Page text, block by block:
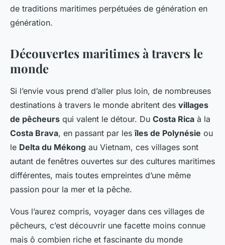
de traditions maritimes perpétuées de génération en
génération.
Découvertes maritimes à travers le
monde
Si l’envie vous prend d’aller plus loin, de nombreuses
destinations à travers le monde abritent des villages
de pêcheurs qui valent le détour. Du Costa Rica à la
Costa Brava, en passant par lesîles de Polynésie ou
le Delta du Mékong au Vietnam, ces villages sont
autant de fenêtres ouvertes sur des cultures maritimes
différentes, mais toutes empreintes d’une même
passion pour la mer et la pêche.
Vous l’aurez compris, voyager dans ces villages de
pêcheurs, c’est découvrir une facette moins connue
mais ô combien riche et fascinante du monde